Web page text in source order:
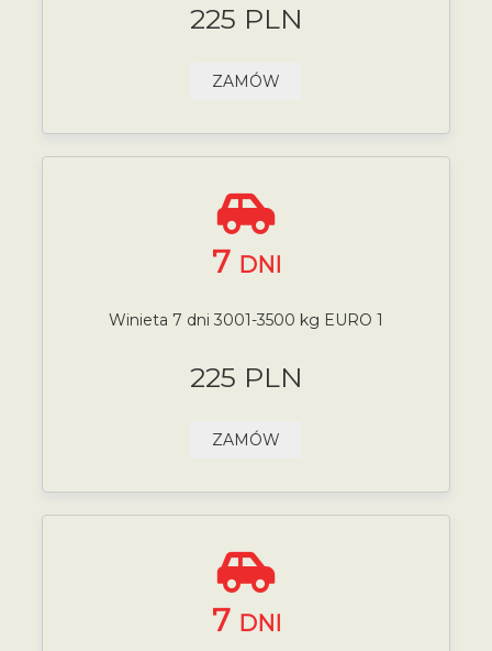
225 PLN
ZAMÓW
7 DNI
Winieta 7 dni 3001-3500 kg EURO 1
225 PLN
ZAMÓW
7 DNI